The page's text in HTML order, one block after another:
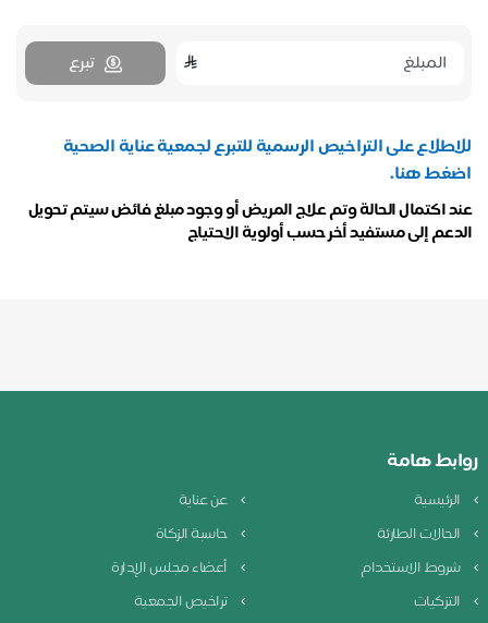
تبرع
للاطلاع على التراخيص الرسمية للتبرع لجمعية عناية الصحية
اضغط هنا.
عند اكتمال الحالة وتم علاج المريض أو وجود مبلغ فائض سيتم تحويل
الدعم إلى مستفيد أخر حسب أولوية الاحتياج
روابط هامة
الرئيسية
عن عناية
الحالات الطارئة
حاسبة الزكاة
شروط الاستخدام
أعضاء مجلس الإدارة
التزكيات
تراخيص الجمعية